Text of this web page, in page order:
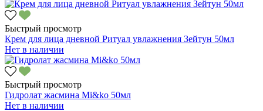
Быстрый просмотр
Крем для лица дневной Ритуал увлажнения Зейтун 50мл
Нет в наличии
Быстрый просмотр
Гидролат жасмина Mi&ko 50мл
Нет в наличии